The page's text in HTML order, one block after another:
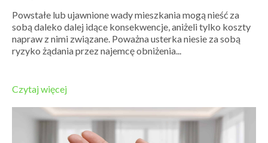
Powstałe lub ujawnione wady mieszkania mogą nieść za
sobą daleko dalej idące konsekwencje, aniżeli tylko koszty
napraw z nimi związane. Poważna usterka niesie za sobą
ryzyko żądania przez najemcę obniżenia...
Czytaj więcej